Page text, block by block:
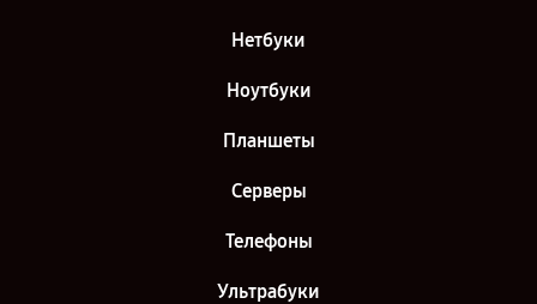
Нетбуки
Ноутбуки
Планшеты
Серверы
Телефоны
Ультрабуки